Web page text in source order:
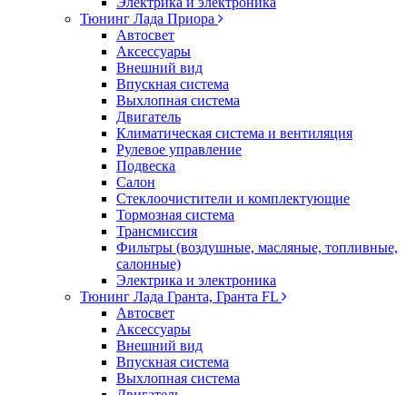
Тюнинг Лада Приора
Автосвет
Аксессуары
Внешний вид
Впускная система
Выхлопная система
Двигатель
Климатическая система и вентиляция
Рулевое управление
Подвеска
Салон
Стеклоочистители и комплектующие
Тормозная система
Трансмиссия
Фильтры (воздушные, масляные, топливные,
салонные)
Электрика и электроника
Тюнинг Лада Гранта, Гранта FL
Автосвет
Аксессуары
Внешний вид
Впускная система
Выхлопная система